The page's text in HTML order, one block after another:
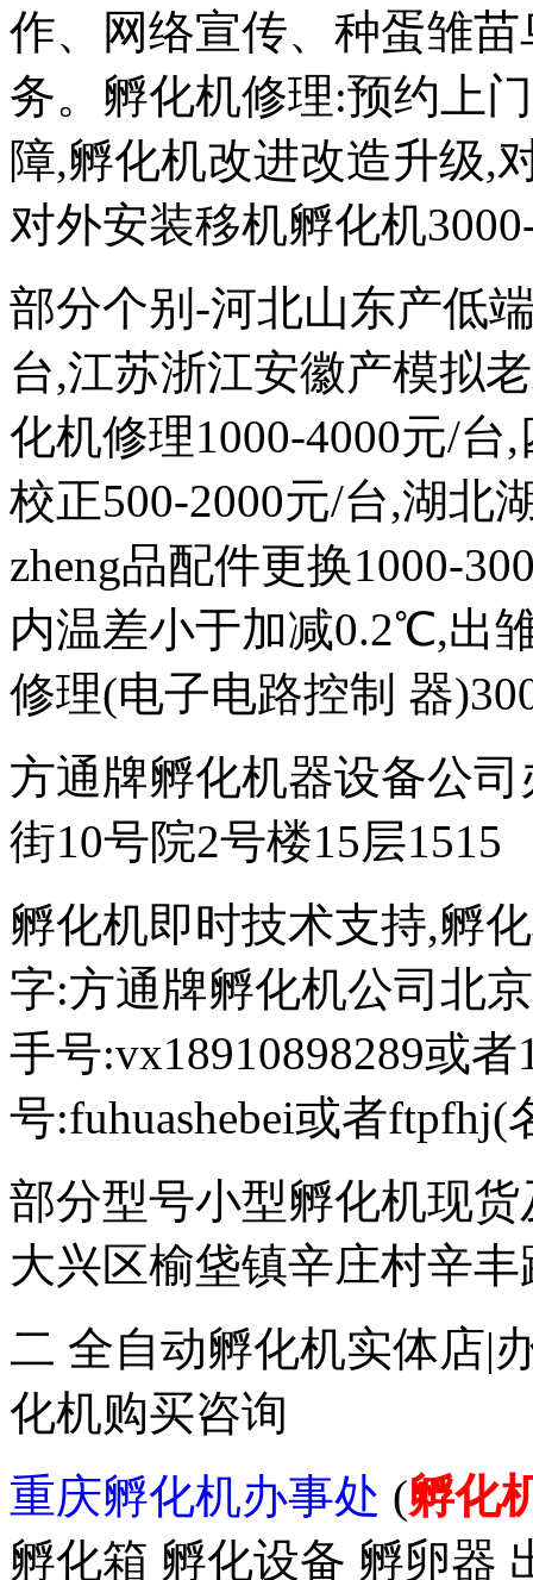
作、网络宣传、种蛋雏
务。孵化机修理:预约上
障,孵化机改进改造升级,
对外安装移机孵化机
部分个别-河北山东产低
台,江苏浙江安徽产模拟
化机修理1000-4000元/
校正500-2000元/台,湖北
zheng品配件更换1000-
内温差小于加减0.2℃,出
修理(电子电路控制 器
方通牌孵化机器设备公
街10号院2号楼15层1515
孵化机即时技术支持,孵
字:方通牌孵化机公司北
手号:vx18910898289或
号:fuhuashebei或者
部分型号小型孵化机现
大兴区榆垡镇辛庄村辛丰
二 全自动孵化机实体店|
化机购买咨询
重庆孵化机办事处 (孵化
孵化箱 孵化设备 孵卵器